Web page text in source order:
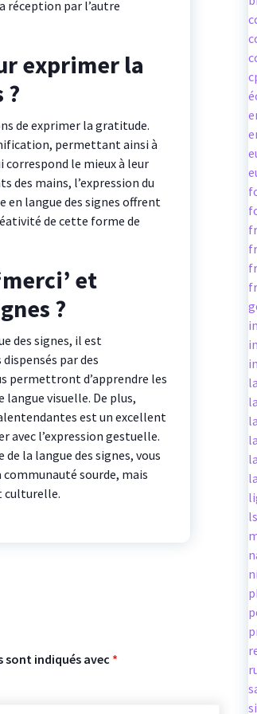
réception par l’autre
exprimer la
?
de exprimer la gratitude.
permettant ainsi à
correspond le mieux à leur
des mains, l’expression du
en langue des signes offrent
de cette forme de
et
?
des signes, il est
par des
permettront d’apprendre les
visuelle. De plus,
est un excellent
avec l’expression gestuelle.
la langue des signes, vous
sourde, mais
culturelle.
sont indiqués avec *
fr